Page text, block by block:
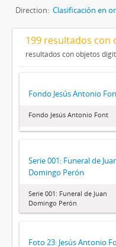
Direction: Clasificación en
199 resultados con
resultados con objetos
Fondo Jesús Antonio
Fondo Jesús Antonio Font
Serie 001: Funeral de
Domingo Perón
Serie 001: Funeral de Juan
Domingo Perón
Foto 23: Jesús Antonio